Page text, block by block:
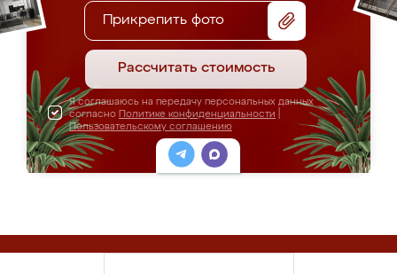
Прикрепить фото
Рассчитать стоимость
Я соглашаюсь на передачу персональных данных
согласно Политике конфиденциальности
Пользовательскому соглашению